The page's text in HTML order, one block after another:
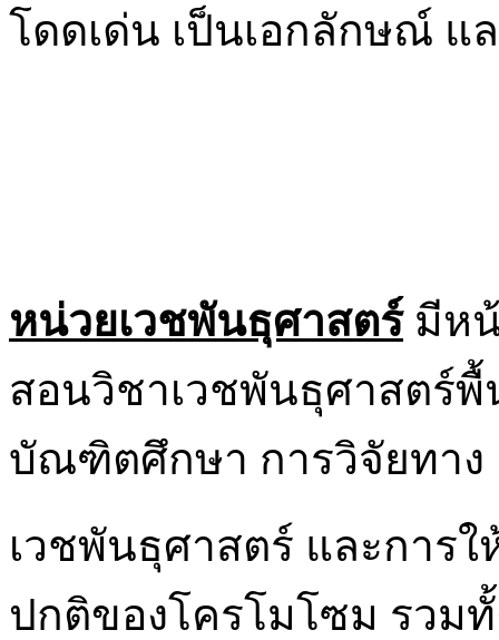
โดดเด่น เป็นเอกลักษณ์ แ
หน่วยเวชพันธุศาสตร์มีหน้
สอนวิชาเวชพันธุศาสตร์
บัณฑิตศึกษา การวิจัยทาง
เวชพันธุศาสตร์ และการ
ปกติของโครโมโซม รวม